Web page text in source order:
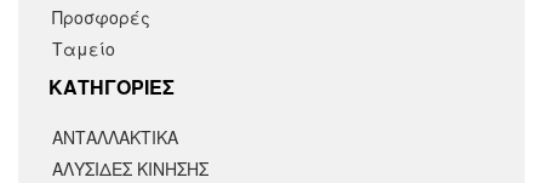
Προσφορές
Ταμείο
KΑΤΗΓΟΡΙΕΣ
ΑΝΤΑΛΛΑΚΤΙΚΆ
ΑΛΥΣΙΔΕΣ ΚΙΝΗΣΗΣ